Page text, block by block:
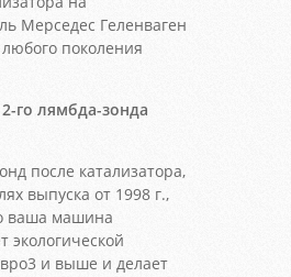
Мерседес Геленваген
поколения
го лямбда-зонда
после катализатора,
выпуска от 1998 г.,
ваша машина
экологической
и выше и делает